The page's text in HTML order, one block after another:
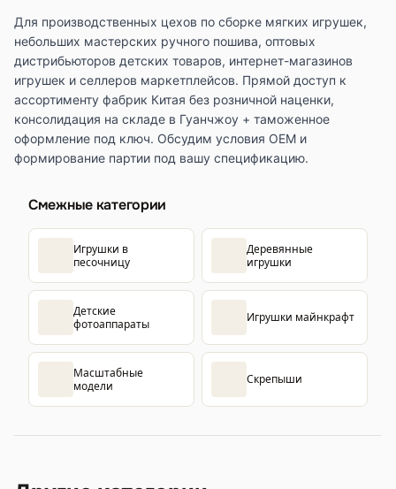
Для производственных цехов по сборке мягких игрушек,
небольших мастерских ручного пошива, оптовых
дистрибьюторов детских товаров, интернет-магазинов
игрушек и селлеров маркетплейсов. Прямой доступ к
ассортименту фабрик Китая без розничной наценки,
консолидация на складе в Гуанчжоу + таможенное
оформление под ключ. Обсудим условия OEM и
формирование партии под вашу спецификацию.
Смежные категории
Игрушки в
песочницу
Деревянные
игрушки
Детские
фотоаппараты
Игрушки майнкрафт
Масштабные
модели
Скрепыши